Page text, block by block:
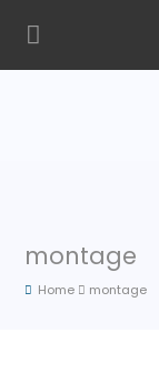
montage
Home montage